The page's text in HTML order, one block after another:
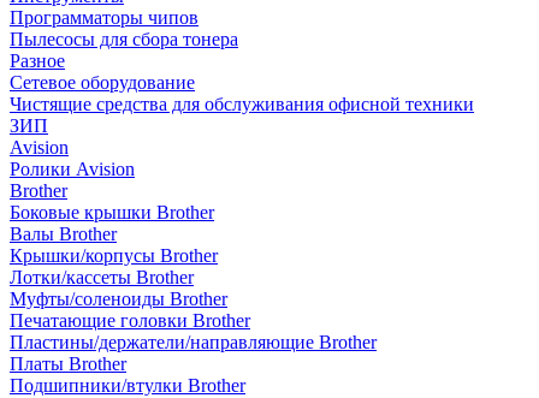
Программаторы чипов
Пылесосы для сбора тонера
Разное
Сетевое оборудование
Чистящие средства для обслуживания офисной техники
ЗИП
Avision
Ролики Avision
Brother
Боковые крышки Brother
Валы Brother
Крышки/корпусы Brother
Лотки/кассеты Brother
Муфты/соленоиды Brother
Печатающие головки Brother
Пластины/держатели/направляющие Brother
Платы Brother
Подшипники/втулки Brother